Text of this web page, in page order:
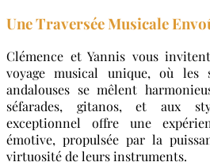
Une Traversée Musicale
Clémence et Yannis vous
voyage musical unique, où les
andalouses se mêlent
séfarades, gitanos, et aux
exceptionnel offre une
émotive, propulsée par la
virtuosité de leurs instruments.